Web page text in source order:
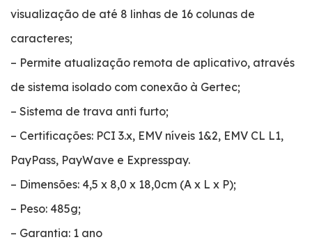
visualização de até 8 linhas de 16 colunas de
caracteres;
– Permite atualização remota de aplicativo, através
de sistema isolado com conexão à Gertec;
– Sistema de trava anti furto;
– Certificações: PCI 3.x, EMV níveis 1&2, EMV CL L1,
PayPass, PayWave e Expresspay.
– Dimensões: 4,5 x 8,0 x 18,0cm (A x L x P);
– Peso: 485g;
– Garantia: 1 ano